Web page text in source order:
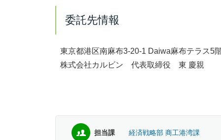
委託先情報
東京都港区南麻布3-20-1 Daiwa麻布テラス5
株式会社カルビン 代表取締役 東 慶親
担当課 経済戦略部 商工港湾課